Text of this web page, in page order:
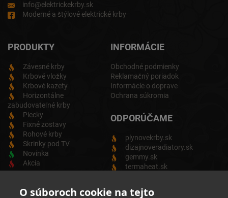
O súboroch cookie na tejto
info@elektrickekrby.sk
Moderné a štýlové elektrické krby
PRODUKTY
Závesné krby
Krbové vložky
Krbové kazety
Horizontálne
zabudovateľné krby
Piecky
Fixné zostavy
Rohové krby
Skrinky pod TV
Novinka
Akcia
INFORMÁCIE
Obchodné podmienky
Reklamačný poriadok
Informácie o doprave
Ochrana súkromia
ODPORÚČAME
plynovekrby.sk
dizajnoveradiatory.sk
gemmy.sk
termaheat.sk
ODBER NEWSLETTRA